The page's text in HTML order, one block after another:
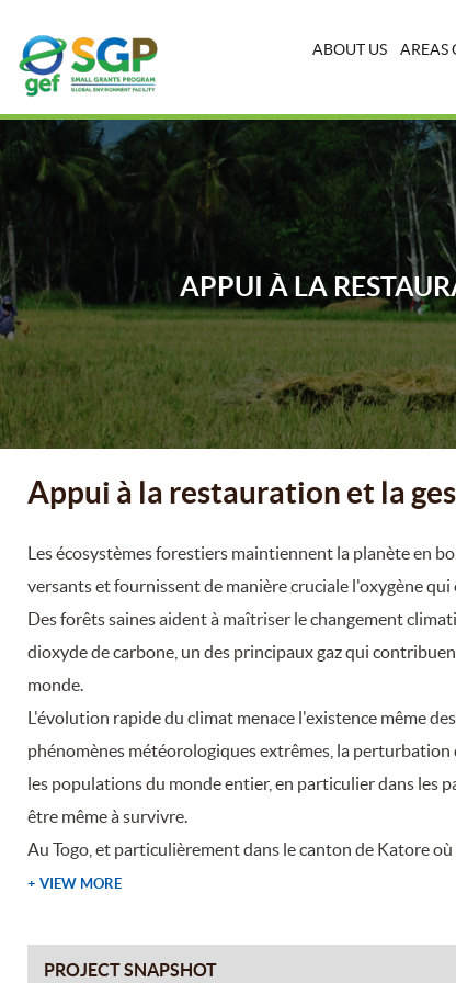
ABOUT US AREAS
APPUI À LA
Appui à la restauration et la
Les écosystèmes forestiers maintiennent la planète en
versants et fournissent de manière cruciale l'oxygène
Des forêts saines aident à maîtriser le changement
dioxyde de carbone, un des principaux gaz qui
monde.
L'évolution rapide du climat menace l'existence même
phénomènes météorologiques extrêmes, la perturbation
les populations du monde entier, en particulier dans les
être même à survivre.
Au Togo, et particulièrement dans le canton de Katore
+ VIEW MORE
PROJECT SNAPSHOT